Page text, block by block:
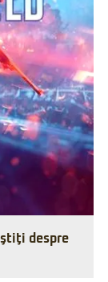
despre